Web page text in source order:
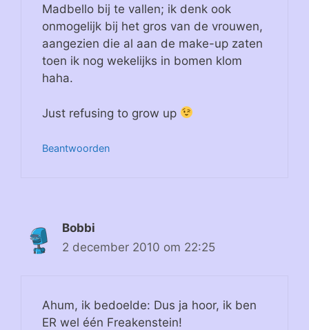
Madbello bij te vallen; ik denk ook
onmogelijk bij het gros van de vrouwen,
aangezien die al aan de make-up zaten
toen ik nog wekelijks in bomen klom
haha.
Just refusing to grow up
Beantwoorden
Bobbi
2 december 2010 om 22:25
Ahum, ik bedoelde: Dus ja hoor, ik ben
ER wel één Freakenstein!